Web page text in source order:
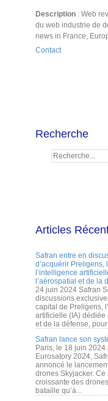
Description : Web
du web industrie de
news in France,
Contact
Recherche
Articles
Safran entre en
d’acquérir Preligens,
l’intelligence
l’aérospatial et de la
24 juin 2024 Safran
discussions
capital de Preligens,
artificielle (IA) dédiée
et de la défense,
Safran lance son
Paris, le 18 juin 2024
Eurosatory 2024,
annoncé le
drones Skyjacker.
croissante des
bataille qu’à...